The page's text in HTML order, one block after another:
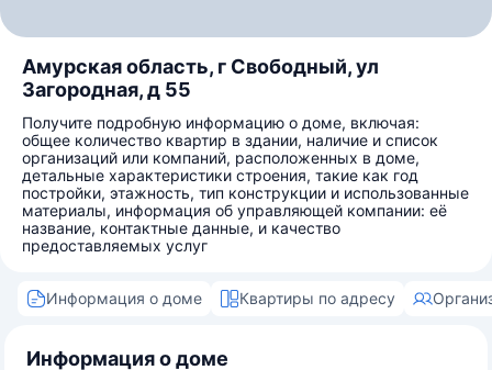
Амурская область, г Свободный, ул
Загородная, д 55
Получите подробную информацию о доме, включая:
общее количество квартир в здании, наличие и список
организаций или компаний, расположенных в доме,
детальные характеристики строения, такие как год
постройки, этажность, тип конструкции и использованные
материалы, информация об управляющей компании: её
название, контактные данные, и качество
предоставляемых услуг
Информация о доме Квартиры по адресу
Информация о доме